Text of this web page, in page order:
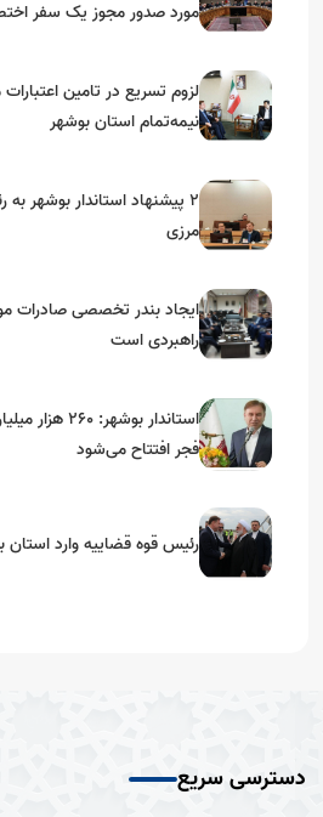
مورد صدور مجوز یک سفر
لزوم تسریع در تامین
نیمه‌تمام استان بوشهر
۲ پیشنهاد استاندار بوشهر
مرزی
ایجاد بندر تخصصی صادرات
راهبردی است
استاندار
فجر افتتاح می‌شود
رئیس قوه قضاییه وارد
دسترسی سریع